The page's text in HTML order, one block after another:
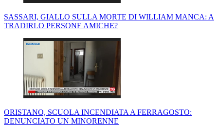
SASSARI, GIALLO SULLA MORTE DI WILLIAM MANCA: A
TRADIRLO PERSONE AMICHE?
ORISTANO, SCUOLA INCENDIATA A FERRAGOSTO:
DENUNCIATO UN MINORENNE